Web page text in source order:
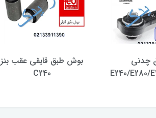
چدنی
E240/E280/
بوش طبق قایقی عقب بنز
C240